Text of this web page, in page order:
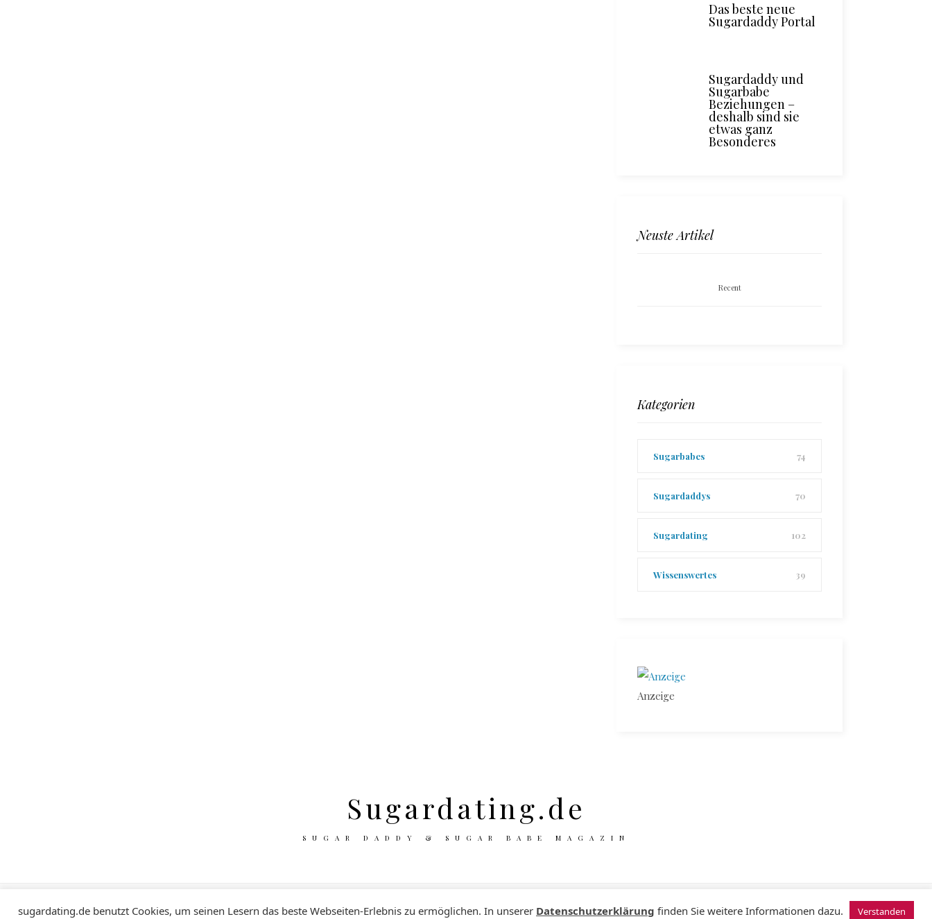
Das beste neue
Sugardaddy Portal
Sugardaddy und
Sugarbabe
Beziehungen –
deshalb sind sie
etwas ganz
Besonderes
Neuste Artikel
Recent
Kategorien
Sugarbabes 74
Sugardaddys 70
Sugardating 102
Wissenswertes 39
Anzeige
Sugardating.de
SUGAR DADDY & SUGAR BABE MAGAZIN
Impressum Datenschutzerklärung © 2024 Sugardating.de
sugardating.de benutzt Cookies, um seinen Lesern das beste Webseiten-Erlebnis zu ermöglichen. In unserer Datenschutzerklärung finden Sie weitere Informationen dazu. Verstanden